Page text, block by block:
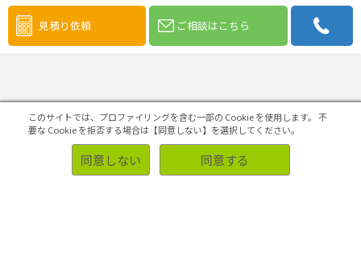
見積り依頼 ご相談はこちら
ソリューション
このサイトでは、プロファイリングを含む一部の Cookie を使用します。 不
要な Cookie を拒否する場合は【同意しない】を選択してください。
同意しない 同意する